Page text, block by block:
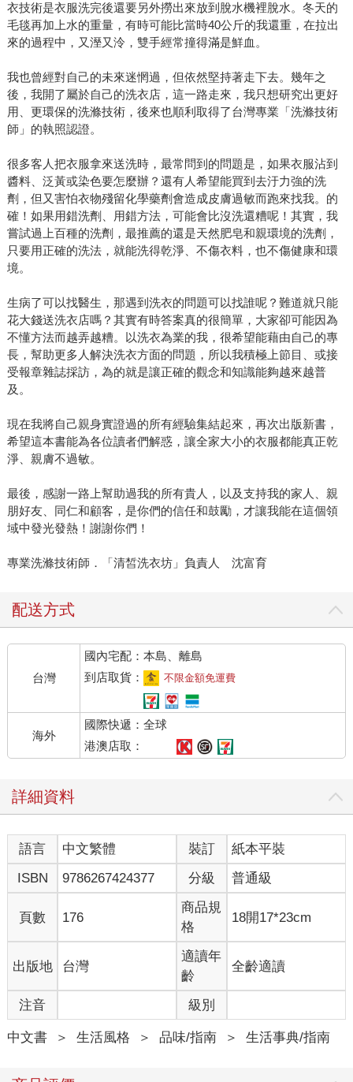
衣技術是衣服洗完後還要另外撈出來放到脫水機裡脫水。冬天的
毛毯再加上水的重量，有時可能比當時40公斤的我還重，在拉出
來的過程中，又溼又泠，雙手經常撞得滿是鮮血。
我也曾經對自己的未來迷惘過，但依然堅持著走下去。幾年之
後，我開了屬於自己的洗衣店，這一路走來，我只想研究出更好
用、更環保的洗滌技術，後來也順利取得了台灣專業「洗滌技術
師」的執照認證。
很多客人把衣服拿來送洗時，最常問到的問題是，如果衣服沾到
醬料、泛黃或染色要怎麼辦？還有人希望能買到去汙力強的洗
劑，但又害怕衣物殘留化學藥劑會造成皮膚過敏而跑來找我。的
確！如果用錯洗劑、用錯方法，可能會比沒洗還糟呢！其實，我
嘗試過上百種的洗劑，最推薦的還是天然肥皂和親環境的洗劑，
只要用正確的洗法，就能洗得乾淨、不傷衣料，也不傷健康和環
境。
生病了可以找醫生，那遇到洗衣的問題可以找誰呢？難道就只能
花大錢送洗衣店嗎？其實有時答案真的很簡單，大家卻可能因為
不懂方法而越弄越糟。以洗衣為業的我，很希望能藉由自己的專
長，幫助更多人解決洗衣方面的問題，所以我積極上節目、或接
受報章雜誌採訪，為的就是讓正確的觀念和知識能夠越來越普
及。
現在我將自己親身實證過的所有經驗集結起來，再次出版新書，
希望這本書能為各位讀者們解惑，讓全家大小的衣服都能真正乾
淨、親膚不過敏。
最後，感謝一路上幫助過我的所有貴人，以及支持我的家人、親
朋好友、同仁和顧客，是你們的信任和鼓勵，才讓我能在這個領
域中發光發熱！謝謝你們！
專業洗滌技術師．「清皙洗衣坊」負責人 沈富育
配送方式
台灣
國內宅配：本島、離島
到店取貨：
不限金額免運費
海外
國際快遞：全球
港澳店取：
詳細資料
語言 中文繁體 裝訂
紙本平裝
ISBN
9786267424377 分級 普通級
頁數 176
商品規
格
18開17*23cm
出版地 台灣
適讀年
齡
全齡適讀
注音 級別
中文書 ＞ 生活風格 ＞ 品味/指南 ＞ 生活事典/指南